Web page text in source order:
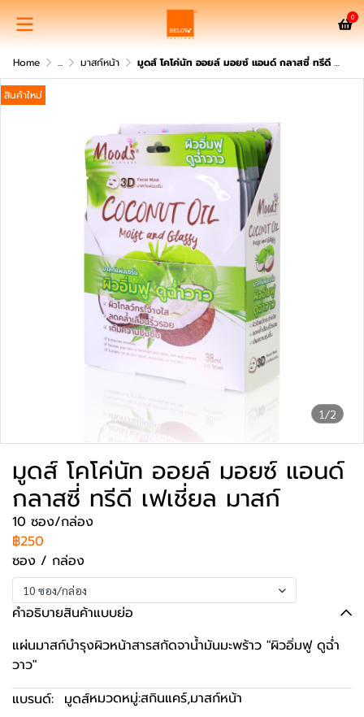
0
Home ... มาสก์หน้า มูดส์ โคโค่นัท ออยล์ มอยซ์ แอนด์ กลาสซี่ ทรีดี เฟเชี่ยล มาสก์
1/2
สินค้าใหม่
มูดส์ โคโค่นัท ออยล์ มอยซ์ แอนด์
กลาสซี่ ทรีดี เฟเชี่ยล มาสก์
10 ซอง/กล่อง
฿250
ซอง / กล่อง
10 ซอง/กล่อง
คำอธิบายสินค้าแบบย่อ
แผ่นมาสก์บำรุงผิวหน้าสารสกัดจาน้ำมันมะพร้าว "ผิวอิ่มฟู ดูฉ่ำ
วาว"
แบรนด์: มูดส์หมวดหมู่:สกินแคร์,มาสก์หน้า